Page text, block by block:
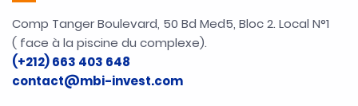
Comp Tanger Boulevard, 50 Bd Med5, Bloc 2. Local N°1
( face à la piscine du complexe).
(+212) 663 403 648
contact@mbi-invest.com